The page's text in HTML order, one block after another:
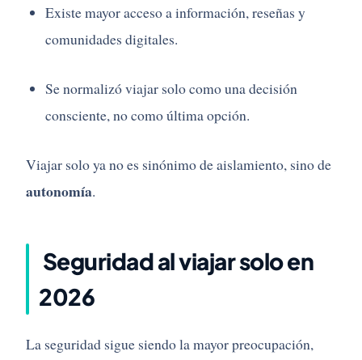
Existe mayor acceso a información, reseñas y
comunidades digitales.
Se normalizó viajar solo como una decisión
consciente, no como última opción.
Viajar solo ya no es sinónimo de aislamiento, sino de
autonomía.
Seguridad al viajar solo en
2026
La seguridad sigue siendo la mayor preocupación,